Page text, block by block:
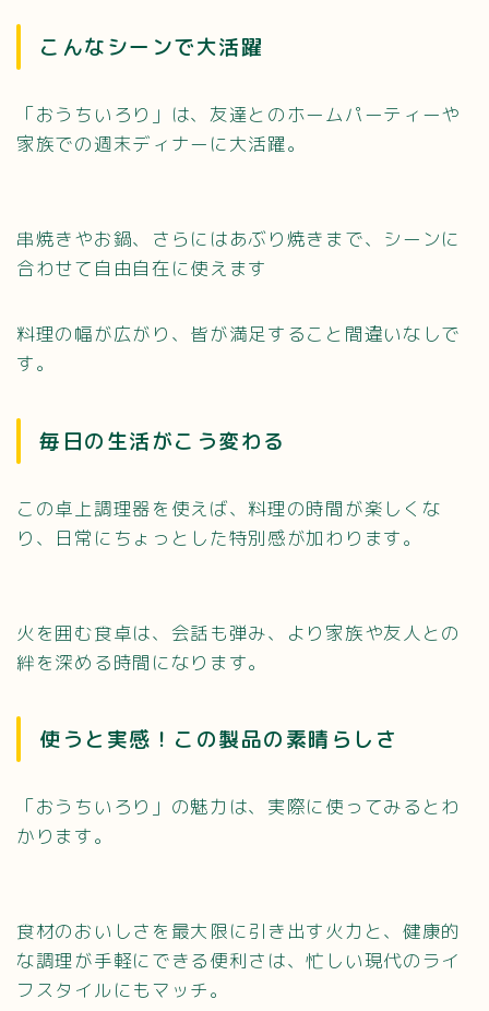
こんなシーンで大活躍
「おうちいろり」は、友達とのホームパーティーや
家族での週末ディナーに大活躍。
串焼きやお鍋、さらにはあぶり焼きまで、シーンに
合わせて自由自在に使えます
料理の幅が広がり、皆が満足すること間違いなしで
す。
毎日の生活がこう変わる
この卓上調理器を使えば、料理の時間が楽しくな
り、日常にちょっとした特別感が加わります。
火を囲む食卓は、会話も弾み、より家族や友人との
絆を深める時間になります。
使うと実感！この製品の素晴らしさ
「おうちいろり」の魅力は、実際に使ってみるとわ
かります。
食材のおいしさを最大限に引き出す火力と、健康的
な調理が手軽にできる便利さは、忙しい現代のライ
フスタイルにもマッチ。